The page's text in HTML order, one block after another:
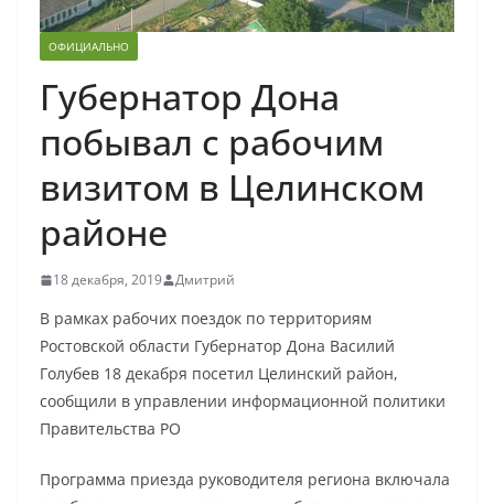
ОФИЦИАЛЬНО
Губернатор Дона
побывал с рабочим
визитом в Целинском
районе
18 декабря, 2019 Дмитрий
В рамках рабочих поездок по территориям
Ростовской области Губернатор Дона Василий
Голубев 18 декабря посетил Целинский район,
сообщили в управлении информационной политики
Правительства РО
Программа приезда руководителя региона включала